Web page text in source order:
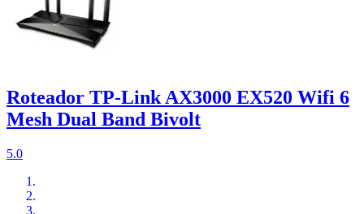
Roteador TP-Link AX3000 EX520 Wifi 6
Mesh Dual Band Bivolt
5.0